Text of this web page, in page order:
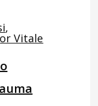
,
Vitale